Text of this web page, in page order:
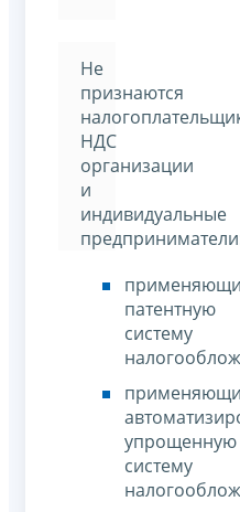
Не
признаются
НДС
организации
и
индивидуальные
патентную
систему
упрощенную
систему